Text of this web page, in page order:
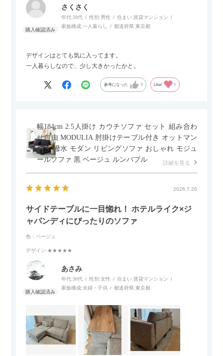
さくさく
年代:20代 性別:男性 住まい:賃貸マンション
家族構成:一人暮らし 都道府県:東京都
デザインはとても気に入ってます。
一人暮らしなので、少し大きかったかと。
参考になった 0 Like! 0
幅184cm 2.5人掛け カウチソファ セット 組み合わ
せ自由 MODULIA 肘掛けテーブル付き オットマン
付き 撥水 モダン リビングソファ おしゃれ モジュ
ールソファ 黒 ベージュ ルンバブル
詳細を見る
2026.7.26
サイドテーブルに一目惚れ！ ホテルライク×ジ
ャパンディにぴったりのソファ
色：ベージュ
デザイン:★★★★★
あさみ
年代:30代 性別:女性 住まい:賃貸マンション
家族構成:夫婦・子供 都道府県:東京都